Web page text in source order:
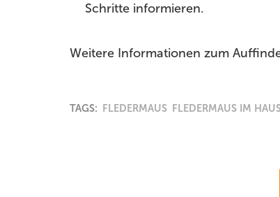
Schritte informieren.
Weitere Informationen zum
TAGS: FLEDERMAUS FLEDERMAUS IM